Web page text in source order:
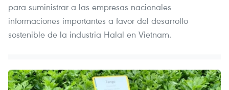
para suministrar a las empresas nacionales
informaciones importantes a favor del desarrollo
sostenible de la industria Halal en Vietnam.